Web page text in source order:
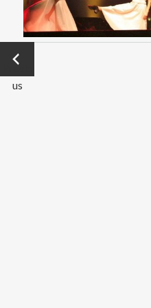
←
Previo
us